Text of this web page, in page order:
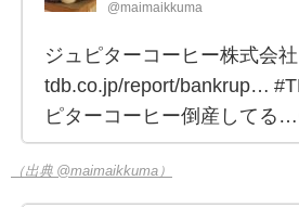
@maimaikkuma
ジュピターコーヒー株式会社
tdb.co.jp/report/bankrup…
ピターコーヒー倒産してる
（出典 @maimaikkuma）